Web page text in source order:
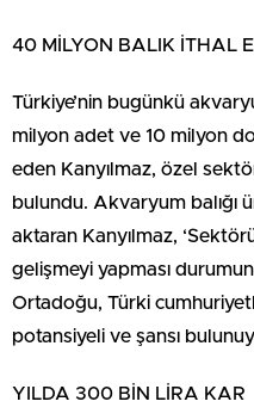
40 MİLYON BALIK İTHAL
Türkiye’nin bugünkü
milyon adet ve 10 milyon
eden Kanyılmaz, özel
bulundu. Akvaryum balığı
aktaran Kanyılmaz,
gelişmeyi yapması
Ortadoğu, Türki
potansiyeli ve şansı
YILDA 300 BİN LİRA KAR